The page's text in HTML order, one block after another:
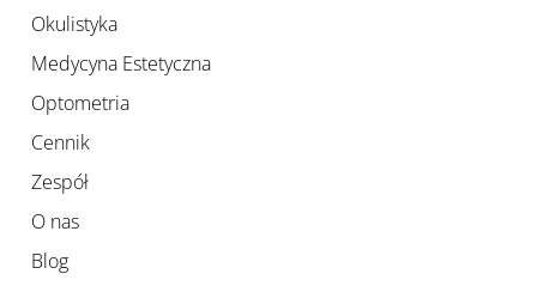
Okulistyka
Medycyna Estetyczna
Optometria
Cennik
Zespół
O nas
Blog